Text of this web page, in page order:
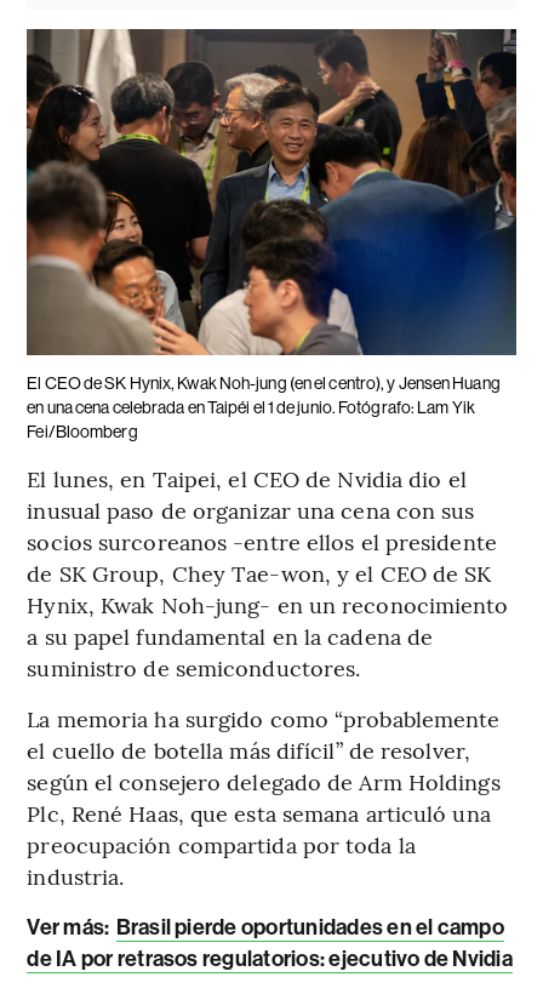
El CEO de SK Hynix, Kwak Noh-jung (en el centro), y Jensen Huang
en una cena celebrada en Taipéi el 1 de junio. Fotógrafo: Lam Yik
Fei/Bloomberg
El lunes, en Taipei, el CEO de Nvidia dio el
inusual paso de organizar una cena con sus
socios surcoreanos -entre ellos el presidente
de SK Group, Chey Tae-won, y el CEO de SK
Hynix, Kwak Noh-jung- en un reconocimiento
a su papel fundamental en la cadena de
suministro de semiconductores.
La memoria ha surgido como “probablemente
el cuello de botella más difícil” de resolver,
según el consejero delegado de Arm Holdings
Plc, René Haas, que esta semana articuló una
preocupación compartida por toda la
industria.
Ver más: Brasil pierde oportunidades en el campo
de IA por retrasos regulatorios: ejecutivo de Nvidia